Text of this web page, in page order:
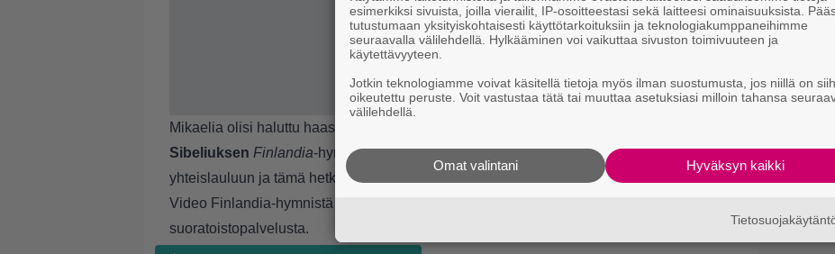
Mikaelia olisi haluttu haastatella vielä lisää, mutta haastattelu keskeytyy
Sibeliuksen Finlandia-hymnin alkaessa soimaan taustalla. Mikael liittyy mukaan
yhteislauluun ja tämä hetki on tehnyt Jenniin suuren vaikutuksen.
Video Finlandia-hymnistä Leijonien laulamana löytyy esimerkiksi
suoratoistopalvelusta.
esimerkiksi sivuista, joilla vierailit, IP-osoitteestasi sekä laitteesi ominaisuuksista.
tutustumaan yksityiskohtaisesti käyttötarkoituksiin ja teknologiakumppaneihimme
seuraavalla välilehdellä. Hylkääminen voi vaikuttaa sivuston toimivuuteen ja
käytettävyyteen.
Jotkin teknologiamme voivat käsitellä tietoja myös ilman suostumusta, jos niillä on
oikeutettu peruste. Voit vastustaa tätä tai muuttaa asetuksiasi milloin tahansa
välilehdellä.
Hyväksyn kaikki
Omat valintani